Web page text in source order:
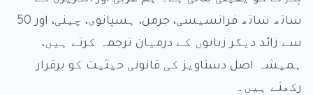
ساتھ ساتھ فرانسیسی، جرمن، ہسپانوی، چینی، اور 50
سے زائد دیگر زبانوں کے درمیان ترجمہ کرتے ہیں،
ہمیشہ اصل دستاویز کی قانونی حیثیت کو برقرار
رکھتے ہیں۔